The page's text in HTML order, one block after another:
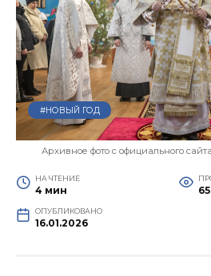
#НОВЫЙ ГОД
Архивное фото с официального
НА ЧТЕНИЕ
4 мин 65
ОПУБЛИКОВАНО
16.01.2026